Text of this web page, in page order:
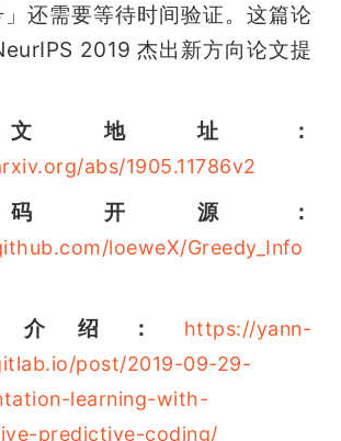
」还需要等待时间验证。这篇论
2019 杰出新方向论文提
地址：
abs/1905.11786v2
开源：
loeweX/Greedy_Info
介绍：
https://yann-
post/2019-09-29-
learning-with-
predictive-coding/